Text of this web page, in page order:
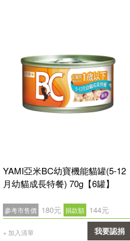
YAMI亞米BC幼寶機能貓罐(5-12
月幼貓成長特餐) 70g【6罐】
參考市售價 180元 捐款額 144元
+ 加入清單 我要認捐